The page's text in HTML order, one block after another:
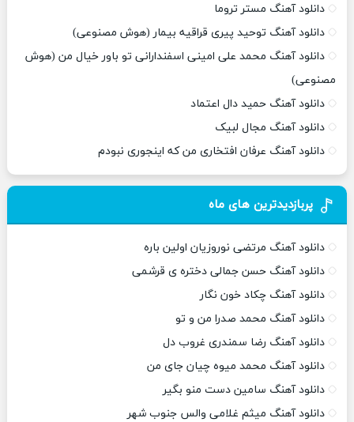
دانلود آهنگ مستر تروما
دانلود آهنگ توحید پیری قراقیه بیمار (هوش مصنوعی)
دانلود آهنگ محمد علی امینی اسفندارانی تو باور خیال من (هوش
مصنوعی)
دانلود آهنگ حمید دال اعتماد
دانلود آهنگ مجال لبیک
دانلود آهنگ عرفان افتخاری من که اینجوری نبودم
پربازدیدترین های ماه
دانلود آهنگ مرتضی نوروزیان اولین باره
دانلود آهنگ حسن جمالی دختره ی قرشمی
دانلود آهنگ چکاد خون نگار
دانلود آهنگ محمد صدرا من و تو
دانلود آهنگ رضا سمندری غروب دل
دانلود آهنگ محمد میوه چیان جای من
دانلود آهنگ سامین دست منو بگیر
دانلود آهنگ میثم غلامی والس جنوب شهر